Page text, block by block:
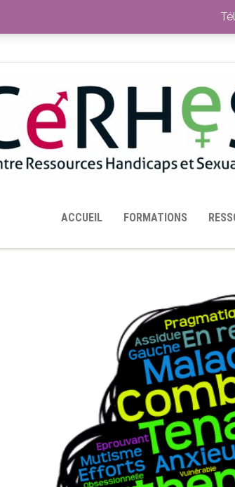
TOUTES LES RESSOURCES MISES À DISPOSITION
ACCUEIL FORMATIONS